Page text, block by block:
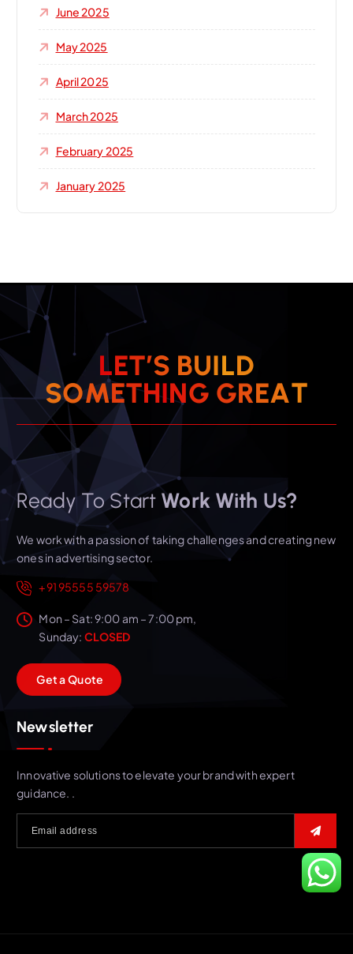
June 2025
May 2025
April 2025
March 2025
February 2025
January 2025
LET’S BUILD
SOMETHING GREAT
Ready To Start Work With Us?
We work with a passion of taking challenges and creating new
ones in advertising sector.
+91 95555 59578
Mon – Sat: 9:00 am – 7:00 pm,
Sunday: CLOSED
GetaQuote
Newsletter
Innovative solutions to elevate your brand with expert
guidance. .